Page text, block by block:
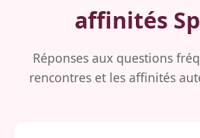
affinités
Réponses aux questions
rencontres et les affinités